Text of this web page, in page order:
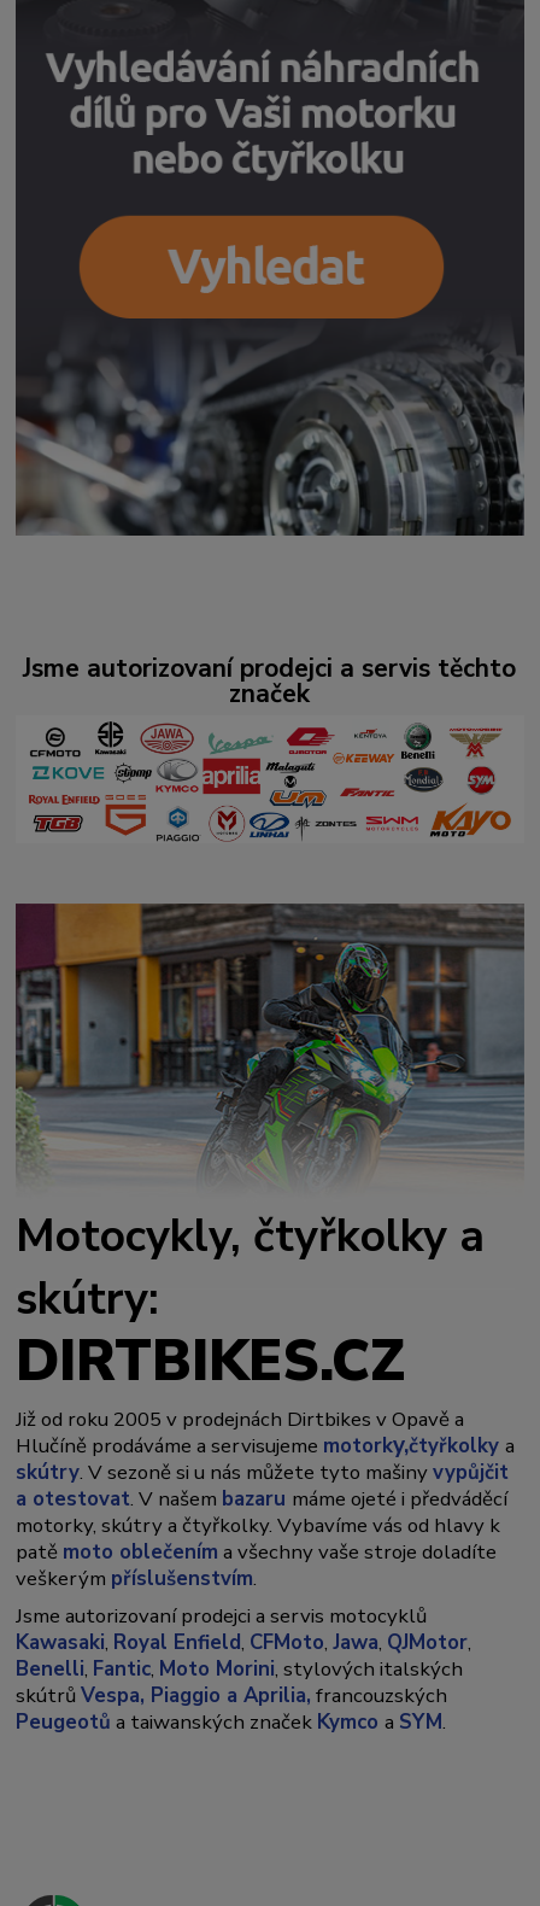
Jsme autorizovaní prodejci a servis těchto
značek
Motocykly, čtyřkolky a
skútry:
DIRTBIKES.CZ
Již od roku 2005 v prodejnách Dirtbikes v Opavě a
Hlučíně prodáváme a servisujeme motorky,čtyřkolkya
skútry. V sezoně si u nás můžete tyto mašinyvypůjčit
a otestovat. V našem bazaru máme ojeté i předváděcí
motorky, skútry a čtyřkolky. Vybavíme vás od hlavy k
patě moto oblečením a všechny vaše stroje doladíte
veškerým příslušenstvím.
Jsme autorizovaní prodejci a servis motocyklů
Kawasaki, Royal Enfield, CFMoto,Jawa, QJMotor,
Benelli, Fantic, Moto Morini, stylových italských
skútrůVespa, Piaggio a Aprilia, francouzských
Peugeotů a taiwanských značek Kymcoa SYM.